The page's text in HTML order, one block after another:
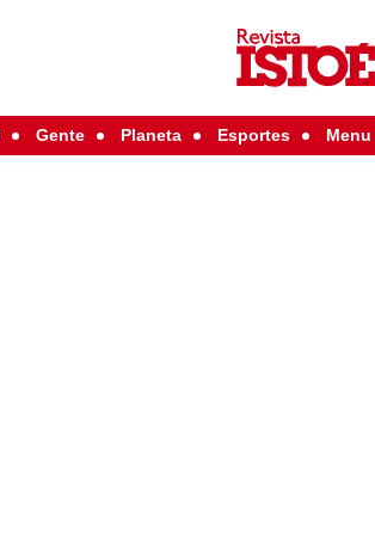
Gente Planeta Esportes Menu